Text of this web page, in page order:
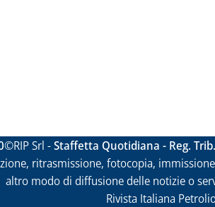
©RIP Srl -Staffetta Quotidiana - Reg.
ritrasmissione, fotocopia,
altro modo di diffusione delle notizie o
Rivista Italiana